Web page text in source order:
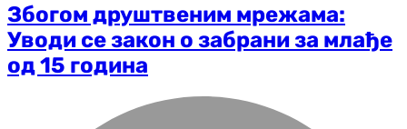
Збогом друштвеним мрежама:
Уводи се закон о забрани за млађе
од 15 година